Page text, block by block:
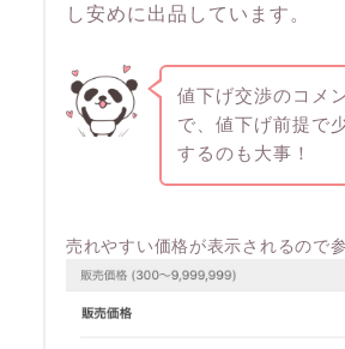
し安めに出品しています。
値下げ交渉のコメ
で、値下げ前提で
するのも大事！
売れやすい価格が表示されるので